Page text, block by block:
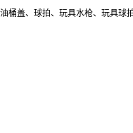
盖、球拍、玩具水枪、玩具球